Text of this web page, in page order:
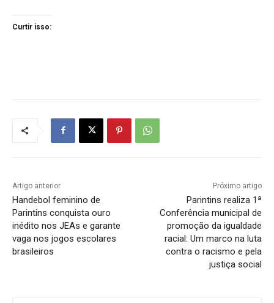
Curtir isso:
Artigo anterior
Handebol feminino de
Parintins conquista ouro
inédito nos JEAs e garante
vaga nos jogos escolares
brasileiros
Próximo artigo
Parintins realiza 1ª
Conferência municipal de
promoção da igualdade
racial: Um marco na luta
contra o racismo e pela
justiça social